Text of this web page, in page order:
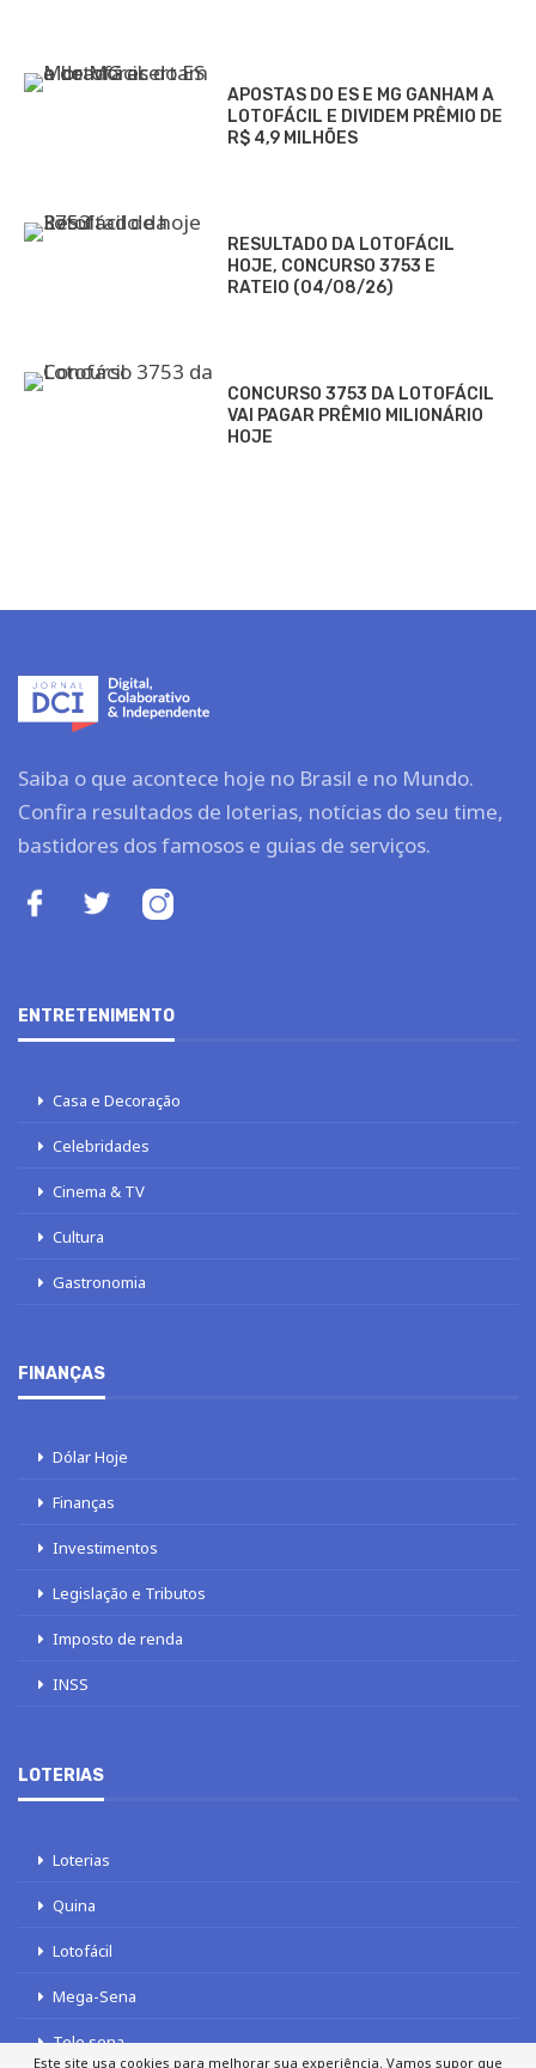
APOSTAS DO ES E MG GANHAM A
LOTOFÁCIL E DIVIDEM PRÊMIO DE
R$ 4,9 MILHÕES
RESULTADO DA LOTOFÁCIL
HOJE, CONCURSO 3753 E
RATEIO (04/08/26)
CONCURSO 3753 DA LOTOFÁCIL
VAI PAGAR PRÊMIO MILIONÁRIO
HOJE
Saiba o que acontece hoje no Brasil e no Mundo.
Confira resultados de loterias, notícias do seu time,
bastidores dos famosos e guias de serviços.
ENTRETENIMENTO
Casa e Decoração
Celebridades
Cinema & TV
Cultura
Gastronomia
FINANÇAS
Dólar Hoje
Finanças
Investimentos
Legislação e Tributos
Imposto de renda
INSS
LOTERIAS
Loterias
Quina
Lotofácil
Mega-Sena
Tele sena
Este site usa cookies para melhorar sua experiência. Vamos supor que